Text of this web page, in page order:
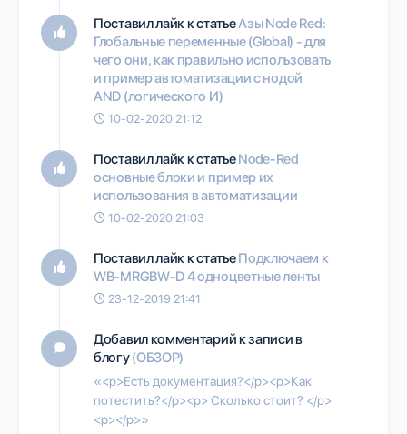
Поставил лайк к статьеАзы Node Red:
Глобальные переменные (Global) - для
чего они, как правильно использовать
и пример автоматизации с нодой
AND (логического И)
10-02-2020 21:12
Поставил лайк к статьеNode-Red
основные блоки и пример их
использования в автоматизации
10-02-2020 21:03
Поставил лайк к статьеПодключаем к
WB-MRGBW-D 4 одноцветные ленты
23-12-2019 21:41
Добавил комментарий к записи в
блогу(ОБЗОР)
«<p>Есть документация?</p><p>Как
потестить?</p><p> Сколько стоит? </p>
<p></p>»